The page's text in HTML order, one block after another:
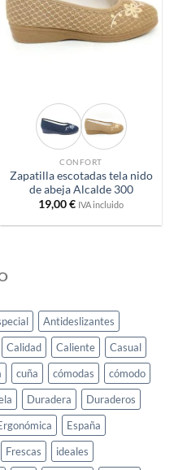
CONFORT
Zapatilla escotadas tela nido
de abeja Alcalde 300
19,00€ IVA incluido
Antideslizantes
Calidad Caliente
Casual
cuña cómodas
cómodo
Duradera
Duraderos
España
Frescas
ideales